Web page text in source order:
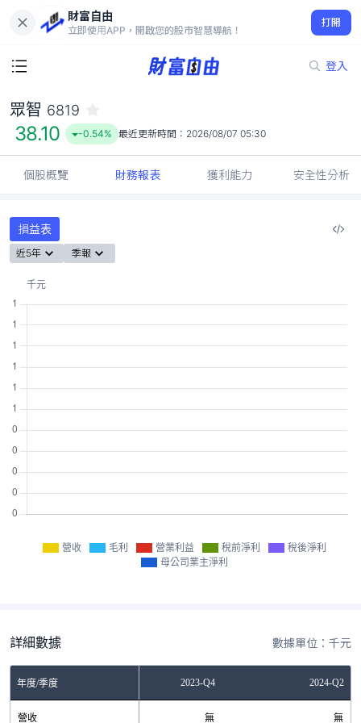
財富自由
立即使用APP，開啟您的股市智慧導航！
打開
登入
38.10
-0.54%
眾智 6819
38.10 -0.54% 最近更新時間： 2026/08/07 05:30
個股概覽 財務報表 獲利能力 安全性分析
損益表
近5年 季報
營收 毛利 營業利益 稅前淨利
稅後淨利
母公司業主淨利
詳細數據 數據單位：千元
年度/季度2023-Q2 2023-Q4 2024-Q2
營收 無 無